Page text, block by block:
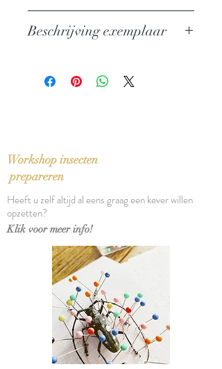
Auteur: Leila Guerriero
Taal: Nederlands
Beschrijving exemplaar
Workshop insecten
prepareren
Heeft u zelf altijd al eens graag een kever willen
opzetten?
Klik voor meer info!